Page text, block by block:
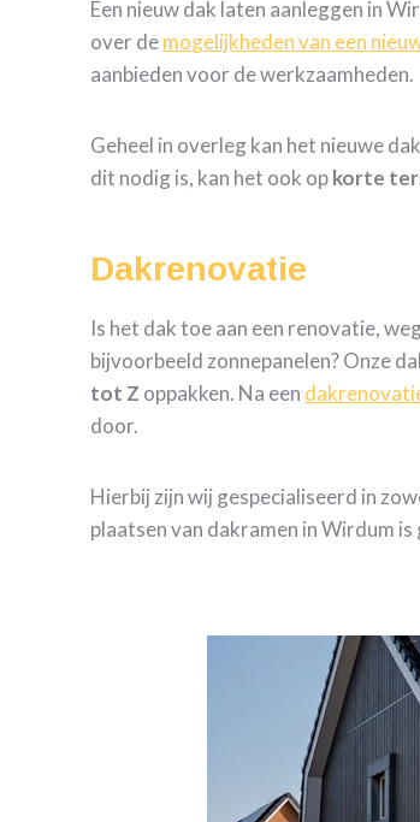
Een nieuw dak laten aanleggen in
over demogelijkheden van een
aanbieden voor de werkzaamheden.
Geheel in overleg kan het nieuwe
dit nodig is, kan het ook opkorte
Dakrenovatie
Is het dak toe aan een renovatie,
bijvoorbeeld zonnepanelen? Onze
tot Z oppakken. Na een
door.
Hierbij zijn wij gespecialiseerd in
plaatsen van dakramen in Wirdum is